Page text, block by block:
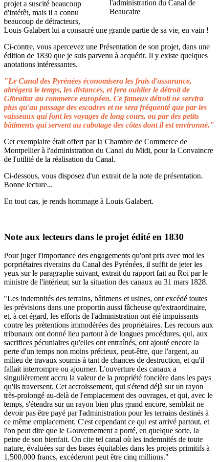
projet a suscité beaucoup
d'intérêt, mais il a connu
beaucoup de détracteurs,
Louis Galabert lui a consacré une grande partie de sa vie, en vain !
Ci-contre, vous apercevez une Présentation de son projet, dans une
édition de 1830 que je suis parvenu à acquérir. Il y existe quelques
anotations intéressantes.
"Le Canal des Pyrénées économisera les frais d'assurance,
abrégera le temps, les distances, et fera oublier le détroit de
Gibraltar au commerce européen. Ce fameux détroit ne servira
plus qu'au passage des escadres et ne sera fréquenté que par les
vaisseaux qui font les voyages de long cours, ou par des petits
bâtiments qui servent au cabotage des côtes dont il est environné."
Cet exemplaire était offert par la Chambre de Commerce de
Montpellier à l'administration du Canal du Midi, pour la Convaincre
de l'utilité de la réalisation du Canal.
Ci-dessous, vous disposez d'un extrait de la note de présentation.
Bonne lecture...
En tout cas, je rends hommage à Louis Galabert.
Note aux lecteurs dans le projet édité en 1830
Pour juger l'importance des engagements qu'ont pris avec moi les
porpriétaires riverains du Canal des Pyrénées, il suffit de jeter les
yeux sur le paragraphe suivant, extrait du rapport fait au Roi par le
ministre de l'intérieur, sur la situation des canaux au 31 mars 1828.
"Les indemnités des terrains, bâtimens et usines, ont excédé toutes
les prévisions dans une proportin aussi fâcheuse qu'extraordinaire,
et, à cet égard, les efforts de l'administration ont été impuissants
contre les prétentions immodérées des propriétaires. Les recours aux
tribunaux ont donné lieu partout à de longues procédures, qui, aux
sacrifices pécuniaires qu'elles ont entraînés, ont ajouté encore la
perte d'un temps non moins précieux, peut-être, que l'argent, au
milieu de travaux soumis à tant de chances de destruction, et qu'il
fallait interrompre ou ajourner. L'ouverture des canaux a
singulièrement accru la valeur de la propriété foncière dans les pays
qu'ils traversent. Cet accroissement, qui s'étend déjà sur un rayon
très-prolongé au-delà de l'emplacement des ouvrages, et qui, avec le
temps, s'étendra sur un rayon bien plus grand encore, semblait ne
devoir pas être payé par l'administration pour les terrains destinés à
ce même emplacement. C'est cependant ce qui est arrivé partout, et
l'on peut dire que le Gouvernement a porté, en quelque sorte, la
peine de son bienfait. On cite tel canal où les indemnités de toute
nature, évaluées sur des bases équitables dans les projets primitifs à
1,500,000 francs, excéderont peut être cinq millions."